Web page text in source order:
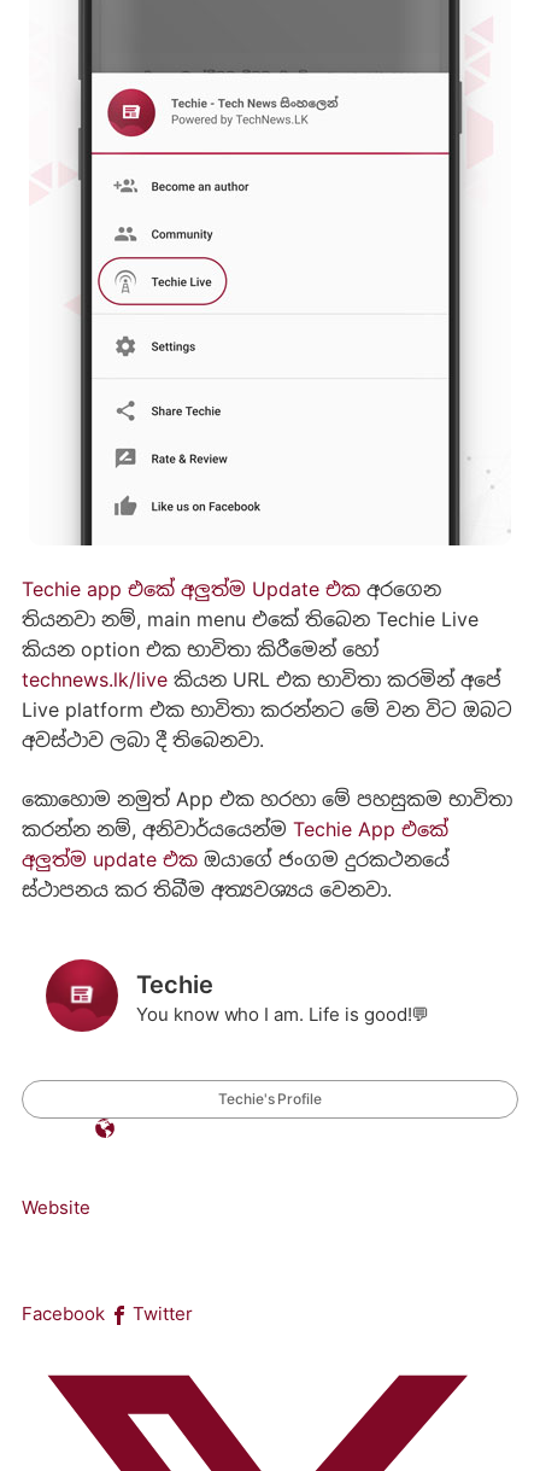
Techie app එකේ අලුත්ම Update එකඅරගෙන
තියනවා නම්, main menu එකේ තිබෙන Techie Live
කියන option එක භාවිතා කිරීමෙන් හෝ
technews.lk/liveකියන URL එක භාවිතා කරමින් අපේ
Live platform එක භාවිතා කරන්නට මේ වන විට ඔබට
අවස්ථාව ලබා දී තිබෙනවා.
කොහොම නමුත් App එක හරහා මේ පහසුකම භාවිතා
කරන්න නම්, අනිවාර්යයෙන්ම Techie App එකේ
අලුත්ම update එකඔයාගේ ජංගම දුරකථනයේ
ස්ථාපනය කර තිබීම අත්‍යවශ්‍යය වෙනවා.
Techie
You know who I am. Life is good!💬
Techie's Profile
Website
Facebook Twitter